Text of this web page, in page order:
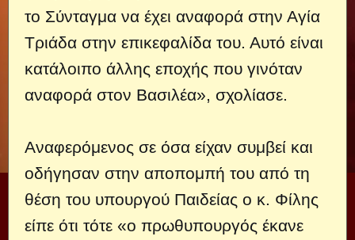
το Σύνταγμα να έχει αναφορά στην Αγία
Τριάδα στην επικεφαλίδα του. Αυτό είναι
κατάλοιπο άλλης εποχής που γινόταν
αναφορά στον Βασιλέα», σχολίασε.
Αναφερόμενος σε όσα είχαν συμβεί και
οδήγησαν στην αποπομπή του από τη
θέση του υπουργού Παιδείας ο κ. Φίλης
είπε ότι τότε «ο πρωθυπουργός έκανε